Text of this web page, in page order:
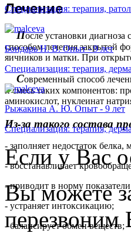
Лечение
После установки диагноза
способом лечения закрытой
яичников и матки. При
Современный способ
и смесь таких компонентов:
аминокислот, нуклеинат
Из-за такого состава
- заполняет недостаток
- восстанавливает
- приводит в норму
- устраняет интоксикацию;
- балансирует обмен веществ;
Специализация: терапия,
Бондарь Н. В. Опыт - 9 лет
Специализация: терапия,
Рыжакина А. Ю. Опыт - 9 лет
Специализация: терапия,
Если у Вас
Вы можете
перезвоним